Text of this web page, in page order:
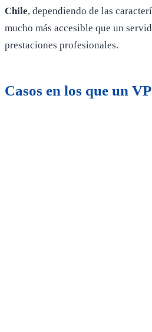
Chile, dependiendo de las
mucho más accesible que un
prestaciones profesionales.
Casos en los que un